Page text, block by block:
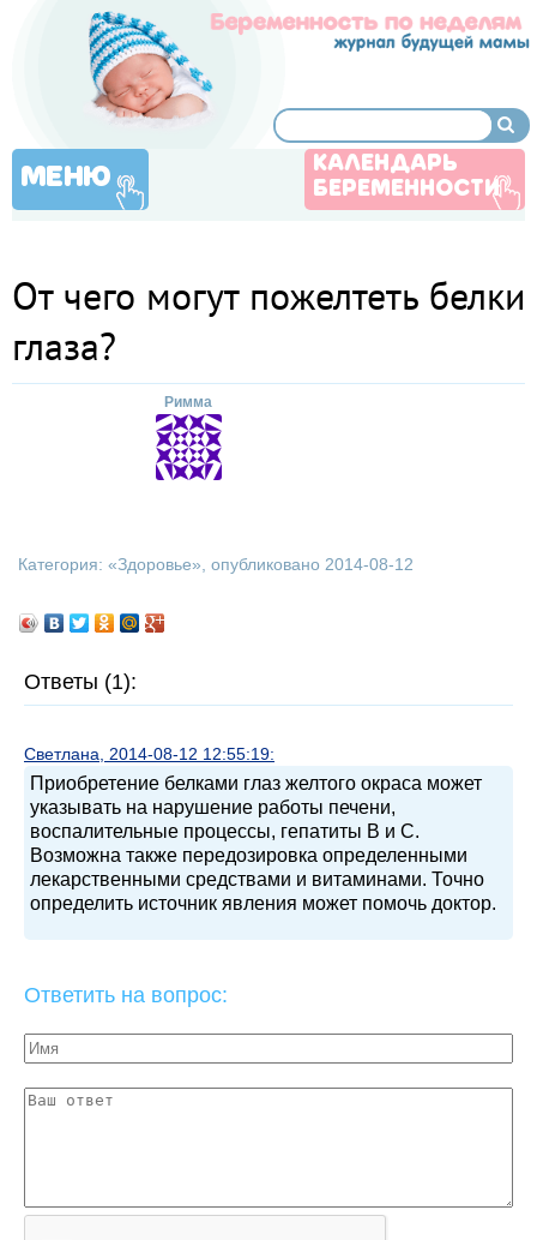
МЕНЮ
КАЛЕНДАРЬ
БЕРЕМЕННОСТИ
От чего могут пожелтеть белки
глаза?
Римма
Категория: «Здоровье», опубликовано 2014-08-12
Ответы (1):
Светлана, 2014-08-12 12:55:19:
Приобретение белками глаз желтого окраса может
указывать на нарушение работы печени,
воспалительные процессы, гепатиты В и С.
Возможна также передозировка определенными
лекарственными средствами и витаминами. Точно
определить источник явления может помочь доктор.
Ответить на вопрос: